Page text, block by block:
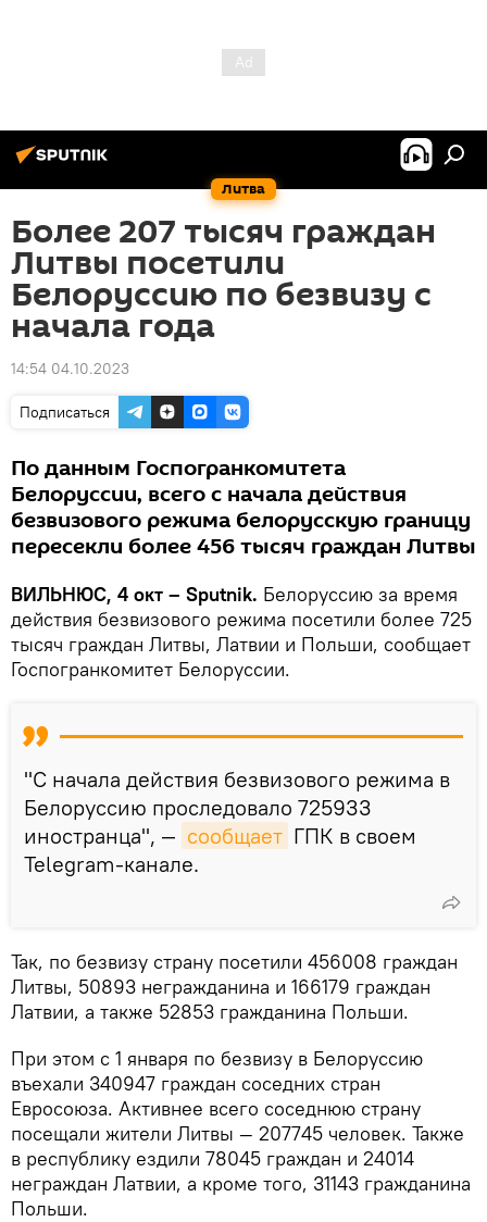
Литва
Более 207 тысяч граждан
Литвы посетили
Белоруссию по безвизу с
начала года
14:54 04.10.2023
Подписаться
По данным Госпогранкомитета
Белоруссии, всего с начала действия
безвизового режима белорусскую границу
пересекли более 456 тысяч граждан Литвы
ВИЛЬНЮС, 4 окт – Sputnik. Белоруссию за время
действия безвизового режима посетили более 725
тысяч граждан Литвы, Латвии и Польши, сообщает
Госпогранкомитет Белоруссии.
"С начала действия безвизового режима в
Белоруссию проследовало 725933
иностранца", — сообщает ГПК в своем
Telegram-канале.
Так, по безвизу страну посетили 456008 граждан
Литвы, 50893 негражданина и 166179 граждан
Латвии, а также 52853 гражданина Польши.
При этом с 1 января по безвизу в Белоруссию
въехали 340947 граждан соседних стран
Евросоюза. Активнее всего соседнюю страну
посещали жители Литвы — 207745 человек. Также
в республику ездили 78045 граждан и 24014
неграждан Латвии, а кроме того, 31143 гражданина
Польши.